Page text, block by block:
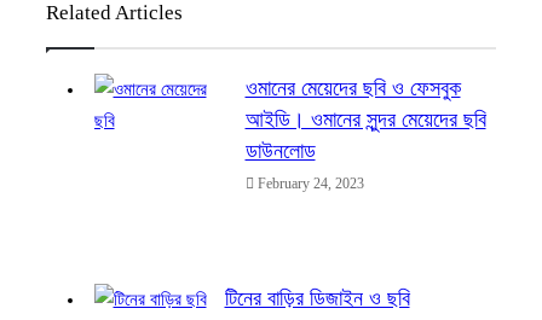
Related Articles
ওমানের মেয়েদের ছবি ও ফেসবুক
আইডি। ওমানের সুন্দর মেয়েদের ছবি
ডাউনলোড
February 24, 2023
টিনের বাড়ির ডিজাইন ও ছবি